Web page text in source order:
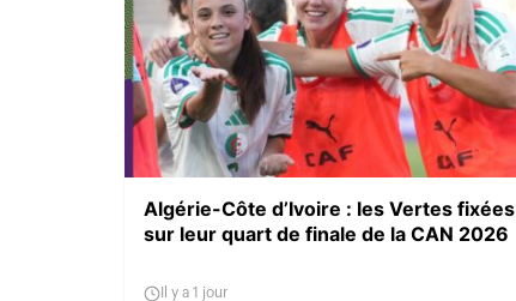
Algérie-Côte d’Ivoire : les Vertes fixées
sur leur quart de finale de la CAN 2026
Il y a 1 jour